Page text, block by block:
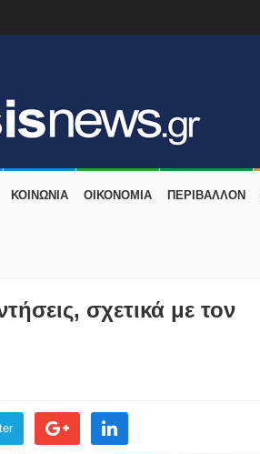
ΚΟΙΝΩΝΙΑ ΟΙΚΟΝΟΜΙΑ ΠΕΡΙΒΑΛΛΟΝ
σχετικά με τον